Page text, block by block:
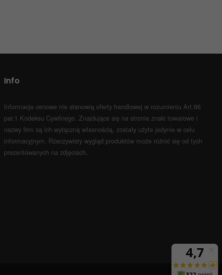
Info
Informacje cenowe nie stanowią oferty handlowej w rozumieniu Art.66
par.1 Kodeksu Cywilnego. Znajdujące się na stronie znaki towarowe i
nazwy firm są ich wyłączną własnością, zostały użyte jedynie w celu
informacyjnym. Rzeczywisty wygląd produktów może różnić się od tych
prezentowanych na zdjęciach.